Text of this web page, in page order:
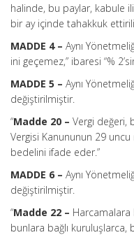
halinde, bu paylar, kabule
bir ay içinde tahakkuk
MADDE 4 – Aynı
ini geçemez,” ibaresi “%
MADDE 5 – Aynı
değiştirilmiştir.
“Madde 20 – Vergi değeri,
Vergisi Kanununun 29
bedelini ifade eder.”
MADDE 6 – Aynı
değiştirilmiştir.
“Madde 22 – Harcamalara
bunlara bağlı